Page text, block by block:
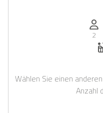
2
Wählen Sie einen
Anzahl